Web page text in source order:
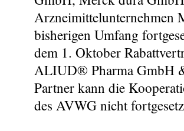
Arzneimittelunternehmen
bisherigen Umfang
dem 1. Oktober
ALIUD® Pharma GmbH
Partner kann die
des AVWG nicht